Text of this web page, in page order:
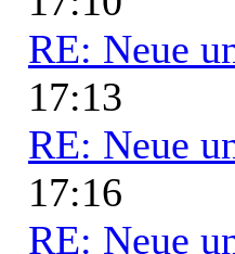
RE: Neue
17:13
RE: Neue
17:16
RE: Neue